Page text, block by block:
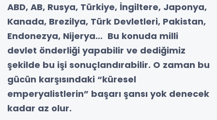
ABD, AB, Rusya, Türkiye, İngiltere, Japonya,
Kanada, Brezilya, Türk Devletleri, Pakistan,
Endonezya, Nijerya… Bu konuda milli
devlet önderliği yapabilir ve dediğimiz
şekilde bu işi sonuçlandırabilir. O zaman bu
gücün karşısındaki “küresel
emperyalistlerin” başarı şansı yok denecek
kadar az olur.